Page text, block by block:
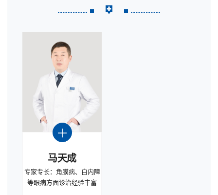
马天成
专家专长：角膜病、白内障
等眼病方面诊治经验丰富